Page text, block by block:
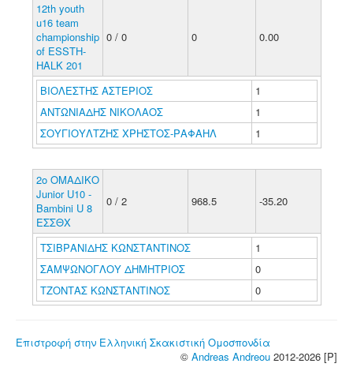
12th youth
u16 team
championship
of ESSTH-
HALK 201
0 / 0 0 0.00
ΒΙΟΛΕΣΤΗΣ ΑΣΤΕΡΙΟΣ
1
ΑΝΤΩΝΙΑΔΗΣ ΝΙΚΟΛΑΟΣ
1
ΣΟΥΓΙΟΥΛΤΖΗΣ ΧΡΗΣΤΟΣ-ΡΑΦΑΗΛ
1
2o ΟΜΑΔΙΚΟ
Junior U10 -
Bambini U 8
ΕΣΣΘΧ
0 / 2 968.5 -35.20
ΤΣΙΒΡΑΝΙΔΗΣ ΚΩΝΣΤΑΝΤΙΝΟΣ
1
ΣΑΜΨΩΝΟΓΛΟΥ ΔΗΜΗΤΡΙΟΣ
0
ΤΖΟΝΤΑΣ ΚΩΝΣΤΑΝΤΙΝΟΣ
0
Επιστροφή στην Ελληνική Σκακιστική Ομοσπονδία
© Andreas Andreou 2012-2026 [P]